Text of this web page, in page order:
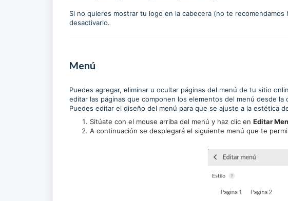
Si no quieres mostrar tu logo en la cabecera (no te
desactivarlo.
Menú
Puedes agregar, eliminar u ocultar páginas del menú de tu sitio
editar las páginas que componen los elementos del menú desde la
Puedes editar el diseño del menú para que se ajuste a la estética
Sitúate con el mouse arriba del menú y haz clic en Editar
A continuación se desplegará el siguiente menú que te